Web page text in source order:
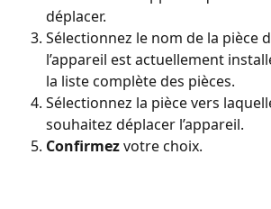
déplacer.
Sélectionnez le nom de la pièce
l’appareil est actuellement
la liste complète des pièces.
Sélectionnez la pièce vers
souhaitez déplacer l’appareil.
Confirmez votre choix.